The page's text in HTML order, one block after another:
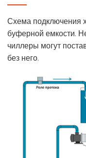
Схема подключения
буферной емкости.
чиллеры могут
без него.